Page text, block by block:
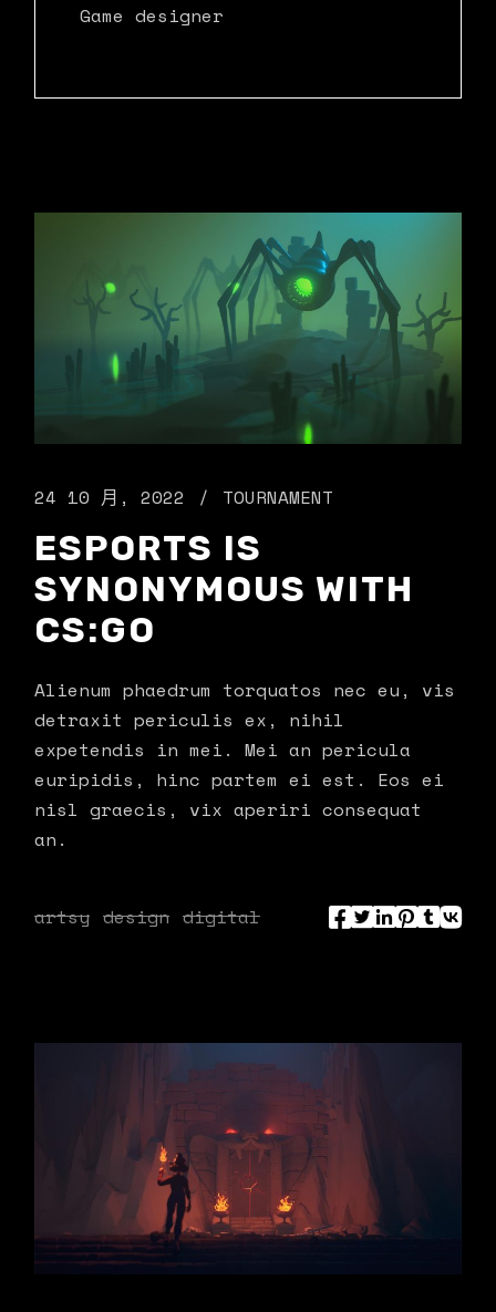
Game designer
24 10 月, 2022 TOURNAMENT
ESPORTS IS
SYNONYMOUS WITH
CS:GO
Alienum phaedrum torquatos nec eu, vis
detraxit periculis ex, nihil
expetendis in mei. Mei an pericula
euripidis, hinc partem ei est. Eos ei
nisl graecis, vix aperiri consequat
an.
artsy design digital